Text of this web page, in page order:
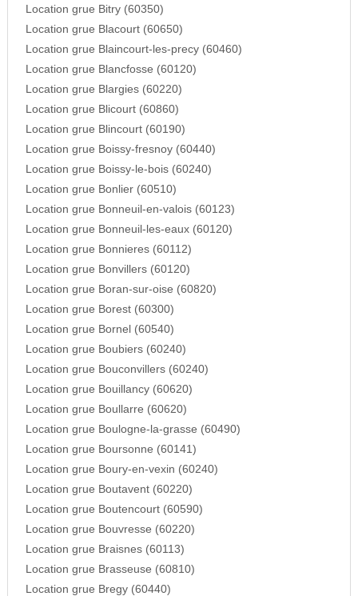
Location grue Bitry (60350)
Location grue Blacourt (60650)
Location grue Blaincourt-les-precy (60460)
Location grue Blancfosse (60120)
Location grue Blargies (60220)
Location grue Blicourt (60860)
Location grue Blincourt (60190)
Location grue Boissy-fresnoy (60440)
Location grue Boissy-le-bois (60240)
Location grue Bonlier (60510)
Location grue Bonneuil-en-valois (60123)
Location grue Bonneuil-les-eaux (60120)
Location grue Bonnieres (60112)
Location grue Bonvillers (60120)
Location grue Boran-sur-oise (60820)
Location grue Borest (60300)
Location grue Bornel (60540)
Location grue Boubiers (60240)
Location grue Bouconvillers (60240)
Location grue Bouillancy (60620)
Location grue Boullarre (60620)
Location grue Boulogne-la-grasse (60490)
Location grue Boursonne (60141)
Location grue Boury-en-vexin (60240)
Location grue Boutavent (60220)
Location grue Boutencourt (60590)
Location grue Bouvresse (60220)
Location grue Braisnes (60113)
Location grue Brasseuse (60810)
Location grue Bregy (60440)